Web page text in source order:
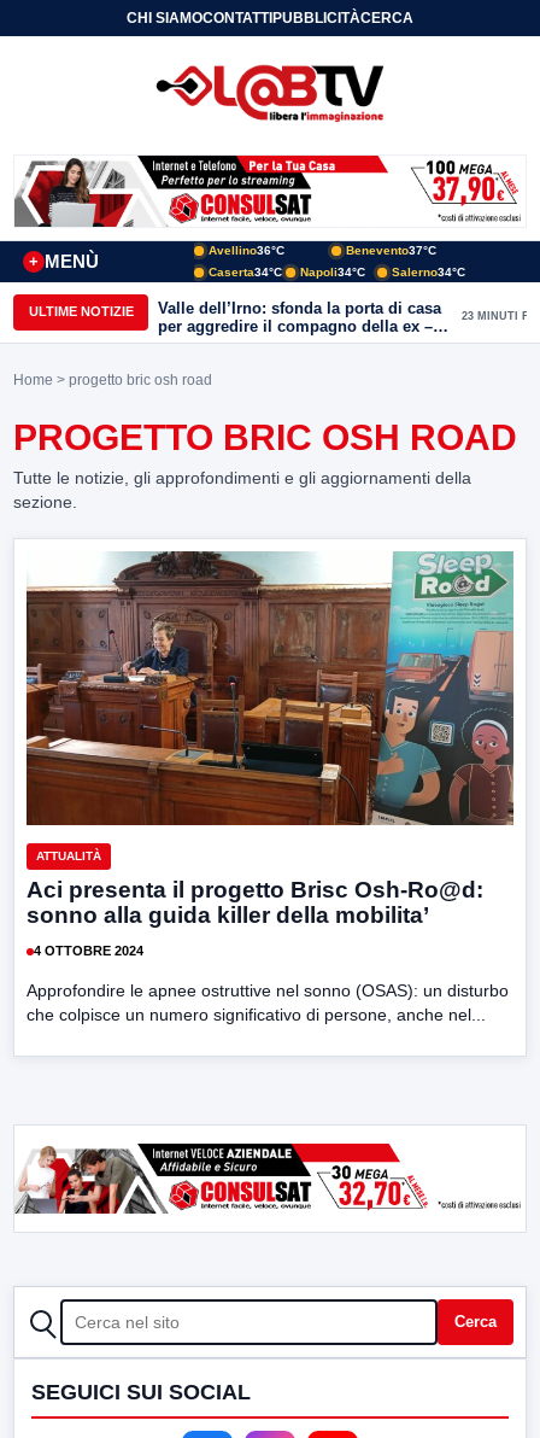
CHI SIAMOCONTATTIPUBBLICITÀCERCA
MENÙ
+
Avellino36°C Benevento37°C
Caserta34°C Napoli34°C Salerno34°C
ULTIME NOTIZIE
Valle dell’Irno: sfonda la porta di casa
per aggredire il compagno della ex –
decisivo l’allarme anti-stalker e
23 MINUTI FA
Home > progetto bric osh road
PROGETTO BRIC OSH ROAD
Tutte le notizie, gli approfondimenti e gli aggiornamenti della
sezione.
ATTUALITÀ
Aci presenta il progetto Brisc Osh-Ro@d:
sonno alla guida killer della mobilita’
4 OTTOBRE 2024
Approfondire le apnee ostruttive nel sonno (OSAS): un disturbo
che colpisce un numero significativo di persone, anche nel...
CERCA Cerca
SEGUICI SUI SOCIAL